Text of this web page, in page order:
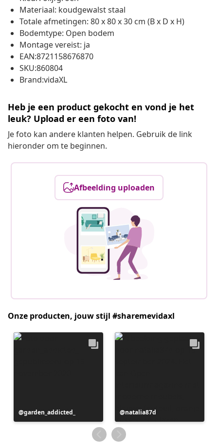
Materiaal: koudgewalst staal
Totale afmetingen: 80 x 80 x 30 cm (B x D x H)
Bodemtype: Open bodem
Montage vereist: ja
EAN:8721158676870
SKU:860804
Brand:vidaXL
Heb je een product gekocht en vond je het
leuk? Upload er een foto van!
Je foto kan andere klanten helpen. Gebruik de link
hieronder om te beginnen.
Afbeelding uploaden
Onze producten, jouw stijl #sharemevidaxl
Bericht
gepubliceerd
garden_addicted_
Bericht
gepubliceerd
door
natalia87d